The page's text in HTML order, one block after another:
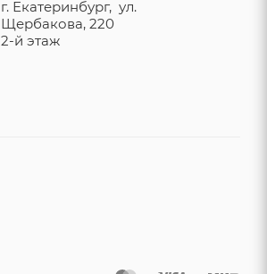
г. Екатеринбург, ул.
Щербакова, 220
2-й этаж